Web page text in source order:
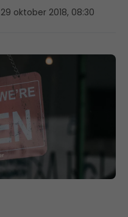
29 oktober 2018, 08:30